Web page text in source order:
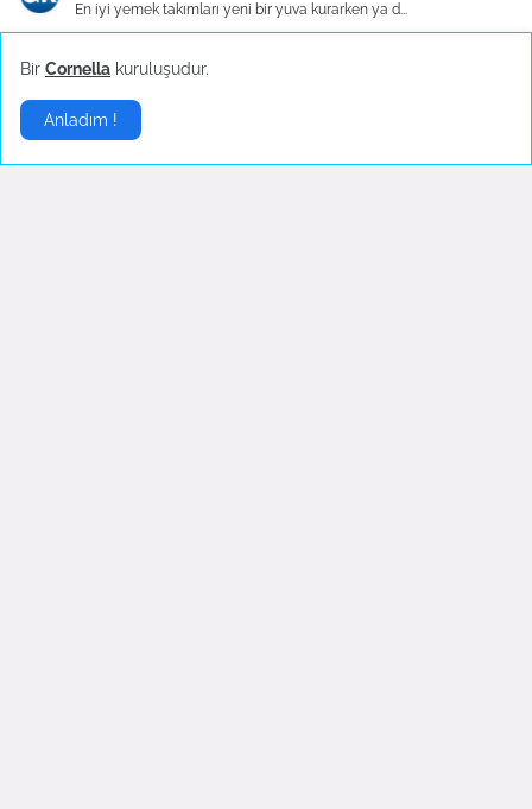
En iyi yemek takımları yeni bir yuva kurarken ya d...
Serpil
Taç tencere setleri, mutfakların vazgeçilmez ekipm...
Bir Cornella kuruluşudur.
Anladım !